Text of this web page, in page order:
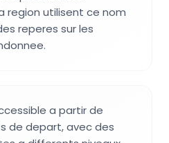
region utilisent ce nom
reperes sur les
a partir de
de depart, avec des